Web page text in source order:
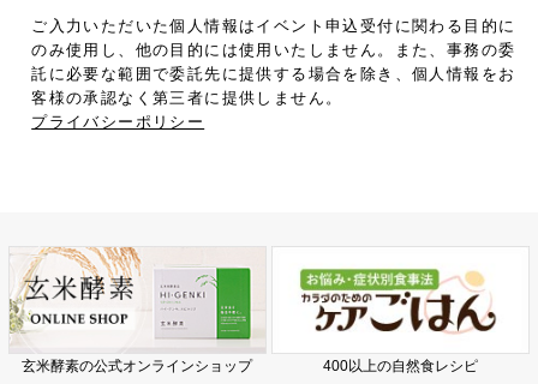
ご入力いただいた個人情報はイベント申込受付に関わる目的に
のみ使用し、他の目的には使用いたしません。また、事務の委
託に必要な範囲で委託先に提供する場合を除き、個人情報をお
客様の承認なく第三者に提供しません。
プライバシーポリシー
玄米酵素の公式オンラインショップ 400以上の自然食レシピ